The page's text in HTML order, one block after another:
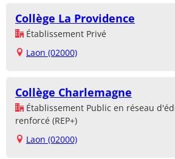
Collège La Providence
Établissement Privé
Laon (02000)
Collège Charlemagne
Établissement Public en réseau
renforcé (REP+)
Laon (02000)